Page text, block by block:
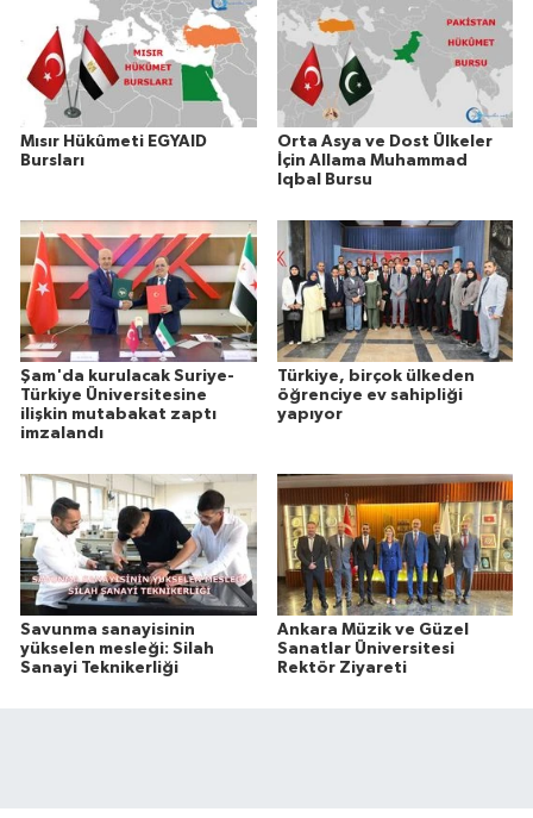
Mısır Hükûmeti EGYAID
Bursları
Orta Asya ve Dost Ülkeler
İçin Allama Muhammad
Iqbal Bursu
Şam'da kurulacak Suriye-
Türkiye Üniversitesine
ilişkin mutabakat zaptı
imzalandı
Türkiye, birçok ülkeden
öğrenciye ev sahipliği
yapıyor
Savunma sanayisinin
yükselen mesleği: Silah
Sanayi Teknikerliği
Ankara Müzik ve Güzel
Sanatlar Üniversitesi
Rektör Ziyareti